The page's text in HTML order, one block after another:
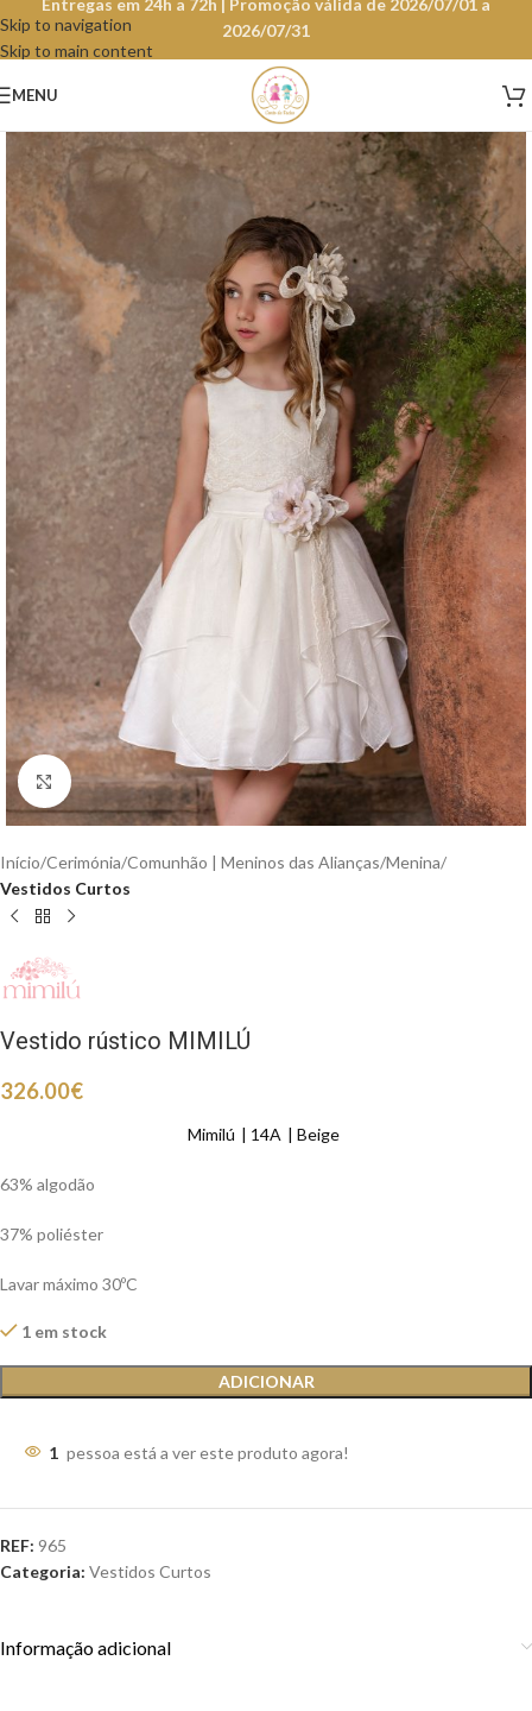
Skip to navigation
Skip to main content
Entregas em 24h a 72h | Promoção válida de 2026/07/01 a
2026/07/31
MENU
Clique para aumentar
Início Cerimónia Comunhão | Meninos das Alianças Menina
Vestidos Curtos
Vestido rústico MIMILÚ
326.00€
Mimilú 14A Beige
63% algodão
37% poliéster
Lavar máximo 30ºC
1 em stock
ADICIONAR
1 pessoa está a ver este produto agora!
REF: 965
Categoria: Vestidos Curtos
Informação adicional